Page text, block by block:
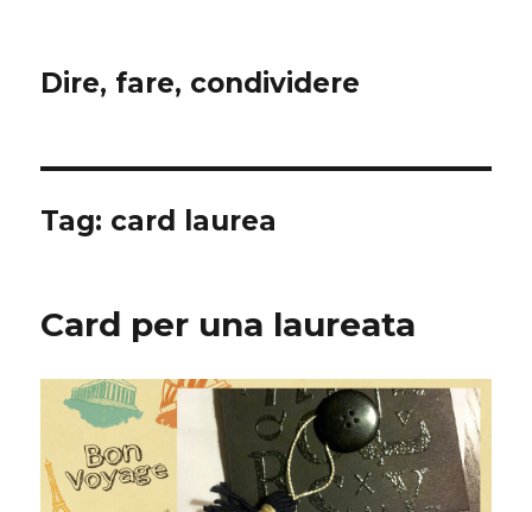
Dire, fare, condividere
Tag: card laurea
Card per una laureata